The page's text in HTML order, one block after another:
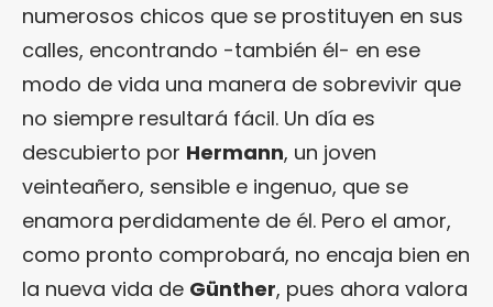
numerosos chicos que se prostituyen en sus
calles, encontrando -también él- en ese
modo de vida una manera de sobrevivir que
no siempre resultará fácil. Un día es
descubierto por Hermann, un joven
veinteañero, sensible e ingenuo, que se
enamora perdidamente de él. Pero el amor,
como pronto comprobará, no encaja bien en
la nueva vida de Günther, pues ahora valora